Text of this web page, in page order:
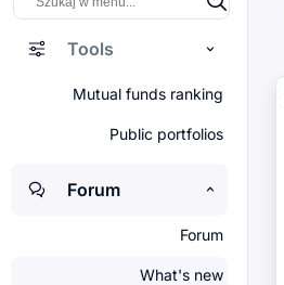
Tools
Mutual funds ranking
Public portfolios
Forum
Forum
What's new